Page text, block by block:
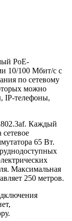
PoE-
10/100 Мбит/с с
по сетевому
можно
IP-телефоны,
Каждый
65 Вт.
Максимальная
250 метров.